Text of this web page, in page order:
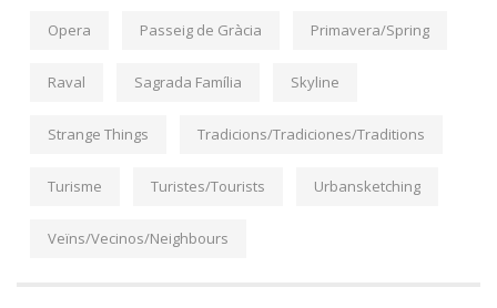
Opera Passeig de Gràcia Primavera/Spring
Raval Sagrada Família Skyline
Strange Things Tradicions/Tradiciones/Traditions
Turisme Turistes/Tourists Urbansketching
Veïns/Vecinos/Neighbours